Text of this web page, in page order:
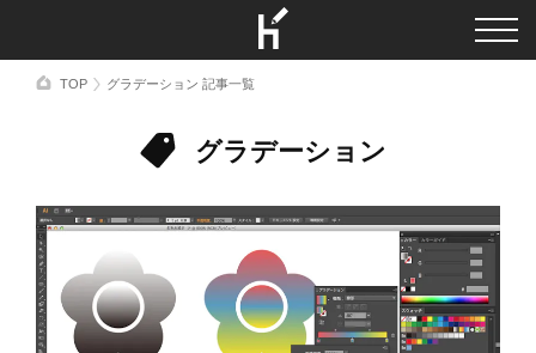
グラデーション
TOP グラデーション 記事一覧